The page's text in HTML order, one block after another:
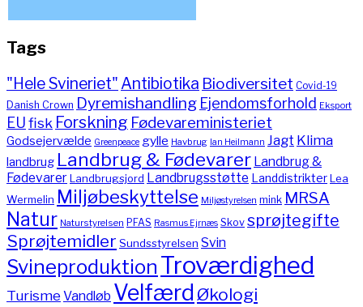
Tags
"Hele Svineriet" Antibiotika Biodiversitet Covid-19
Danish Crown Dyremishandling Ejendomsforhold Eksport
EUfisk Forskning Fødevareministeriet
Godsejervælde Greenpeace gylle Havbrug Ian Heilmann Jagt Klima
landbrug Landbrug & Fødevarer Landbrug &
FødevarerLandbrugsjord Landbrugsstøtte LanddistrikterLea
Wermelin Miljøbeskyttelse Miljøstyrelsen mink MRSA
Natur Naturstyrelsen PFAS Rasmus Ejrnæs Skov sprøjtegifte
Sprøjtemidler Sundsstyrelsen Svin
Svineproduktion Troværdighed
TurismeVandløb Velfærd Økologi